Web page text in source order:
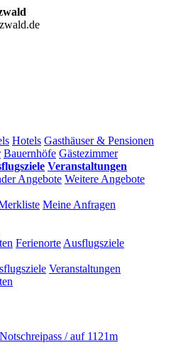
Hotels Gasthäuser & Pensionen
Bauernhöfe Gästezimmer
Veranstaltungen
Angebote Weitere Angebote
Meine Anfragen
Ferienorte Ausflugsziele
Veranstaltungen